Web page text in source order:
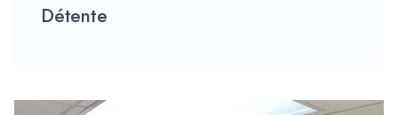
Détente